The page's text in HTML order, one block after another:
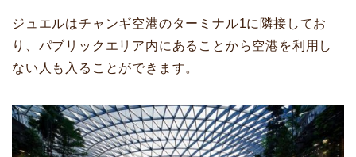
ジュエルはチャンギ空港のターミナル1に隣接してお
り、パブリックエリア内にあることから空港を利用し
ない人も入ることができます。